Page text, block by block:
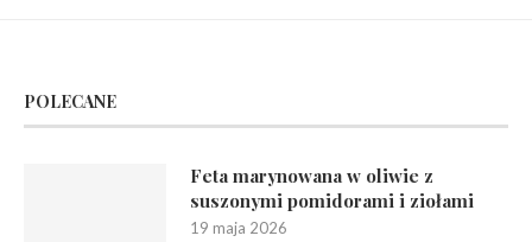
POLECANE
Feta marynowana w oliwie z
suszonymi pomidorami i ziołami
19 maja 2026